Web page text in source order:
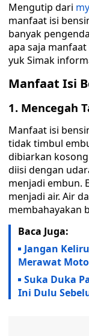
Mengutip dari
manfaat isi
banyak
apa saja
yuk Simak
Manfaat Isi
1. Mencegah
Manfaat isi
tidak timbul
dibiarkan
diisi dengan
menjadi embun.
menjadi air. Air
membahayakan
Baca Juga:
Jangan
Merawat
Suka Duka
Ini Dulu